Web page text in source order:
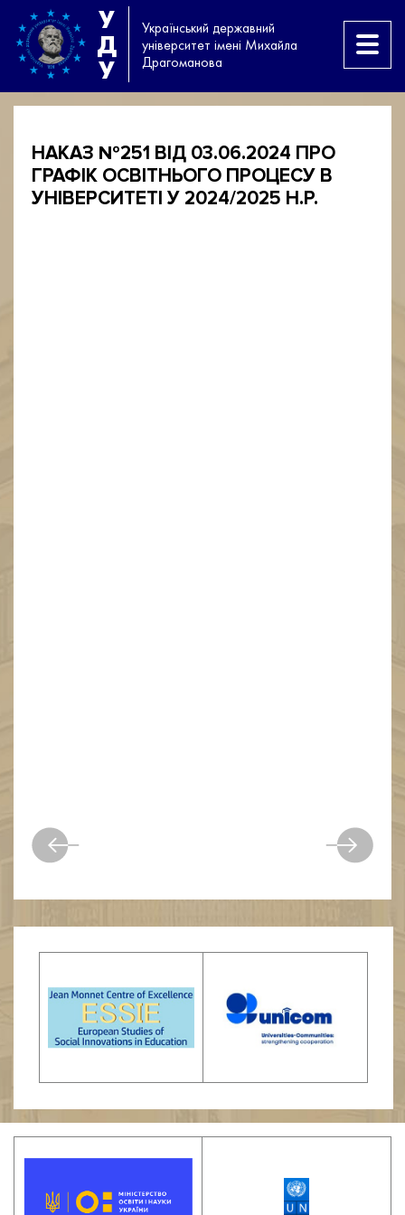
У
Д
У
Український державний
університет імені Михайла
Драгоманова
НАКАЗ №251 ВІД 03.06.2024 ПРО
ГРАФІК ОСВІТНЬОГО ПРОЦЕСУ В
УНІВЕРСИТЕТІ У 2024/2025 Н.Р.